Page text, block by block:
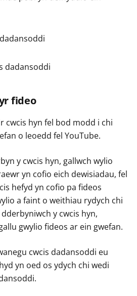
dadansoddi
fideo
cwcis hyn fel bod modd i chi
o leoedd fel YouTube.
y cwcis hyn, gallwch wylio
yn cofio eich dewisiadau, fel
hefyd yn cofio pa fideos
a faint o weithiau rydych chi
y cwcis hyn,
gwylio fideos ar ein gwefan.
cwcis dadansoddi eu
yn oed os ydych chi wedi